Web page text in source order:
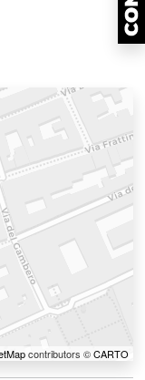
contributors ©CARTO